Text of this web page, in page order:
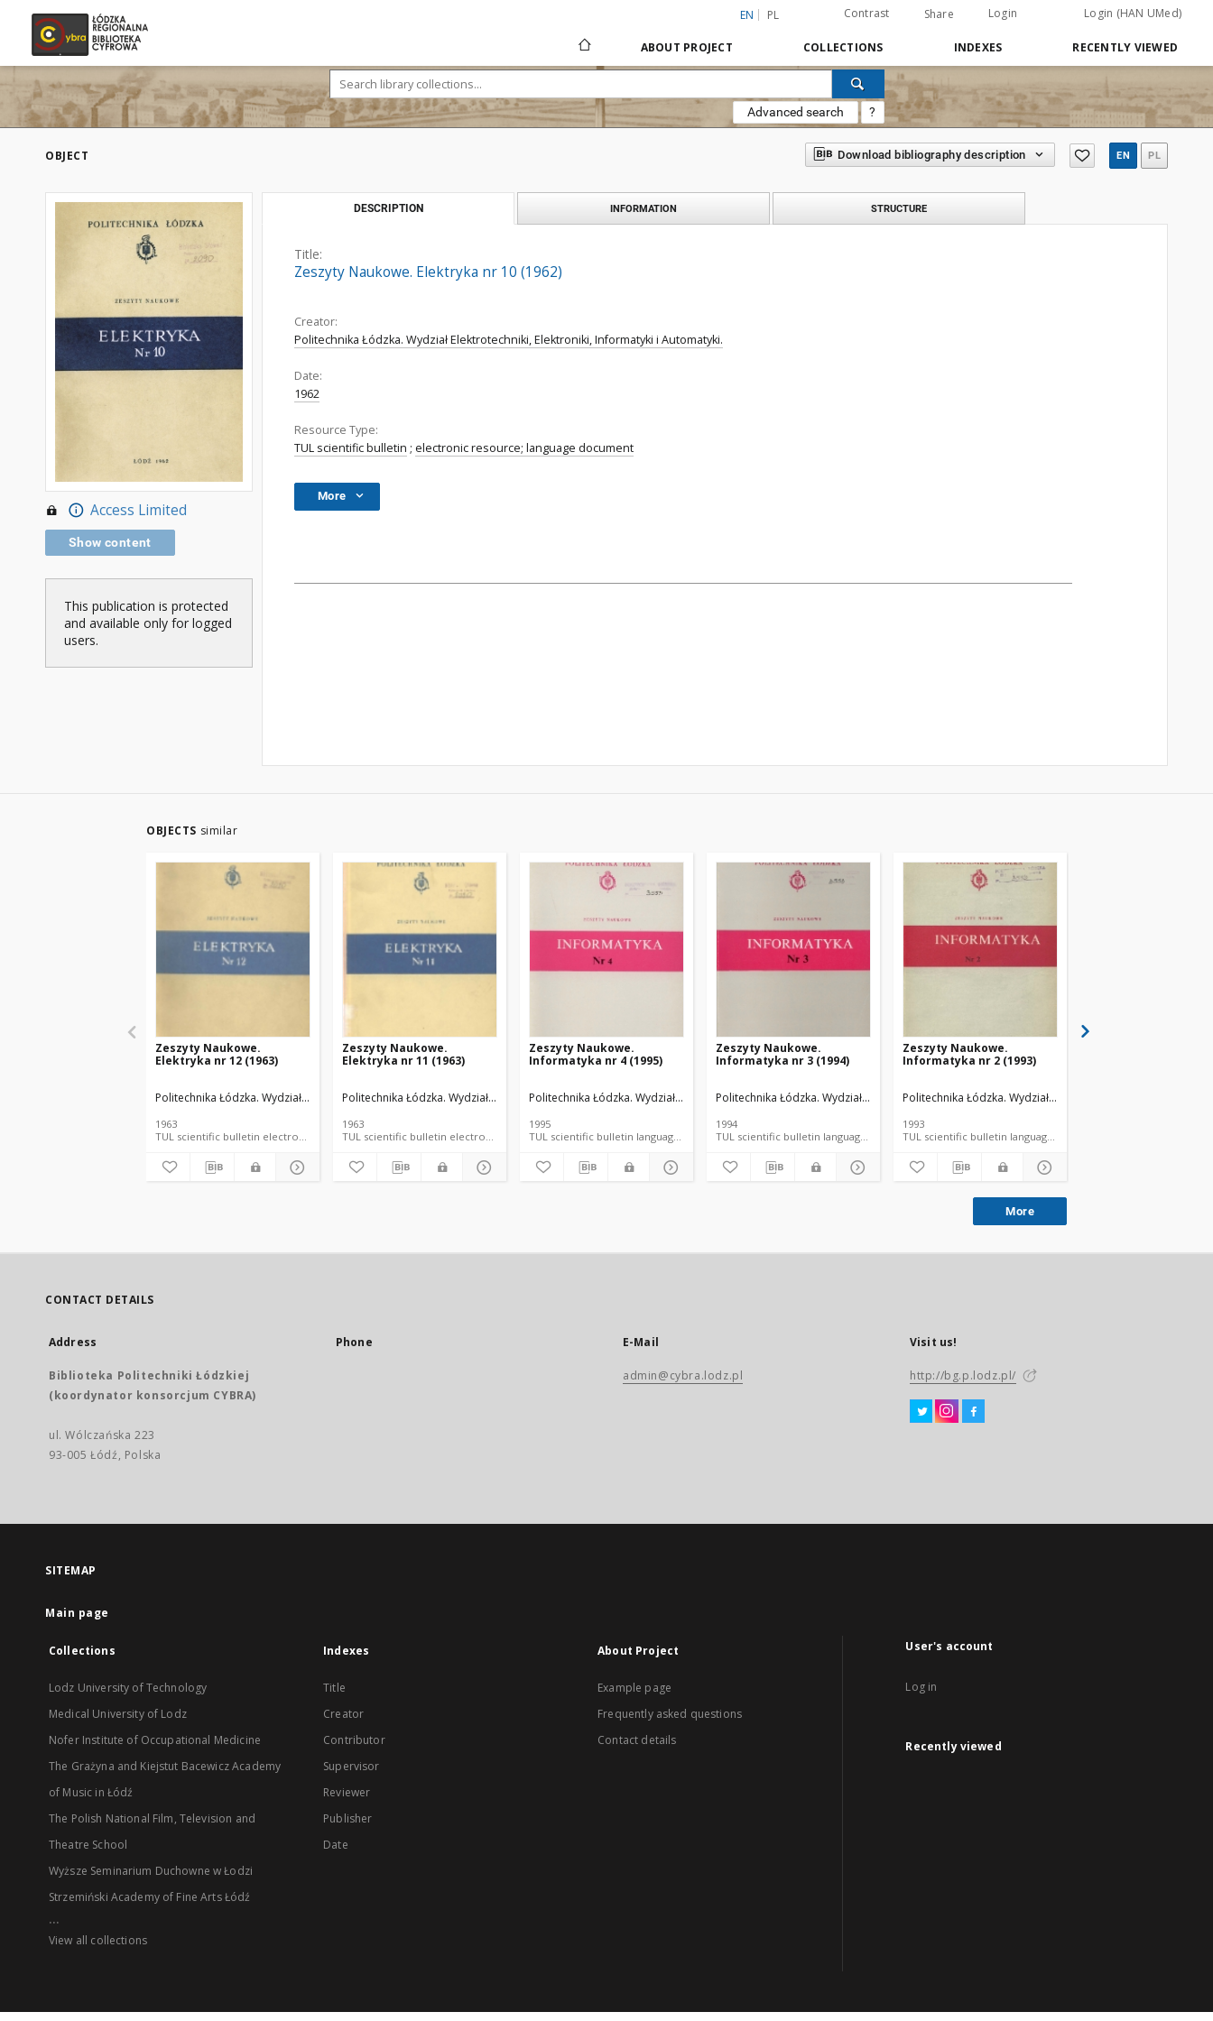
EN PL Contrast Share Login Login (HAN UMed)
ABOUT PROJECT COLLECTIONS INDEXES RECENTLY VIEWED
Advanced search ?
OBJECT Download bibliography description EN PL
Access Limited
Show content
This publication is protected
and available only for logged
users.
DESCRIPTION INFORMATION STRUCTURE
Title:
Zeszyty Naukowe. Elektryka nr 10 (1962)
Creator:
Politechnika Łódzka. Wydział Elektrotechniki, Elektroniki, Informatyki i Automatyki.
Date:
1962
Resource Type:
TUL scientific bulletin ; electronic resource; language document
More
OBJECTS similar
Zeszyty Naukowe.
Elektryka nr 12 (1963)
Politechnika Łódzka. Wydział Elektrotechniki, Elektroniki, Informatyki i Automatyki.
1963
TUL scientific bulletin electronic resource; language document
Zeszyty Naukowe.
Elektryka nr 11 (1963)
Politechnika Łódzka. Wydział Elektrotechniki, Elektroniki, Informatyki i Automatyki.
1963
TUL scientific bulletin electronic resource; language document
Zeszyty Naukowe.
Informatyka nr 4 (1995)
Politechnika Łódzka. Wydział Elektrotechniki, Elektroniki, Informatyki i Automatyki. Kącki, Edward. Red. nauk.
1995
TUL scientific bulletin language document
Zeszyty Naukowe.
Informatyka nr 3 (1994)
Politechnika Łódzka. Wydział Elektrotechniki, Elektroniki, Informatyki i Automatyki.
1994
TUL scientific bulletin language document
Zeszyty Naukowe.
Informatyka nr 2 (1993)
Politechnika Łódzka. Wydział Elektrotechniki, Elektroniki,
1993
TUL scientific bulletin language document
More
CONTACT DETAILS
Address
Biblioteka Politechniki Łódzkiej
(koordynator konsorcjum CYBRA)
ul. Wólczańska 223
93-005 Łódź, Polska
Phone E-Mail
admin@cybra.lodz.pl
Visit us!
http://bg.p.lodz.pl/
SITEMAP
Main page
Collections
Lodz University of Technology
Medical University of Lodz
Nofer Institute of Occupational Medicine
The Grażyna and Kiejstut Bacewicz Academy
of Music in Łódź
The Polish National Film, Television and
Theatre School
Wyższe Seminarium Duchowne w Łodzi
Strzemiński Academy of Fine Arts Łódź
...
View all collections
Indexes
Title
Creator
Contributor
Supervisor
Reviewer
Publisher
Date
About Project
Example page
Frequently asked questions
Contact details
User's account
Log in
Recently viewed